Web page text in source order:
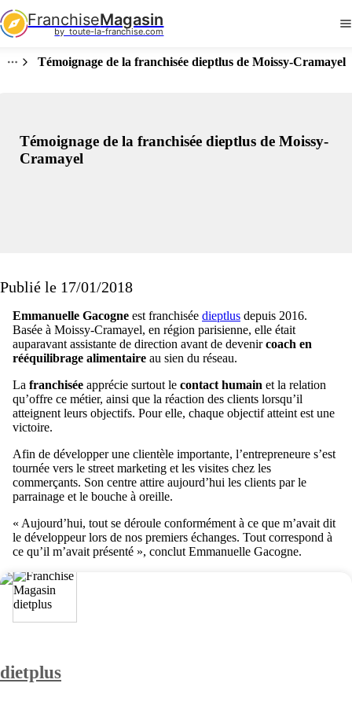
FranchiseMagasin
by  toute-la-franchise.com
Témoignage de la franchisée dieptlus de Moissy-Cramayel
Témoignage de la franchisée dieptlus de Moissy-
Cramayel
Publié le 17/01/2018
Emmanuelle Gacogne est franchisée dieptlus depuis 2016.
Basée à Moissy-Cramayel, en région parisienne, elle était
auparavant assistante de direction avant de devenircoach en
rééquilibrage alimentaire au sien du réseau.
La franchisée apprécie surtout le contact humain et la relation
qu’offre ce métier, ainsi que la réaction des clients lorsqu’il
atteignent leurs objectifs. Pour elle, chaque objectif atteint est une
victoire.
Afin de développer une clientèle importante, l’entrepreneure s’est
tournée vers le street marketing et les visites chez les
commerçants. Son centre attire aujourd’hui les clients par le
parrainage et le bouche à oreille.
« Aujourd’hui, tout se déroule conformément à ce que m’avait dit
le développeur lors de nos premiers échanges. Tout correspond à
ce qu’il m’avait présenté », conclut Emmanuelle Gacogne.
dietplus